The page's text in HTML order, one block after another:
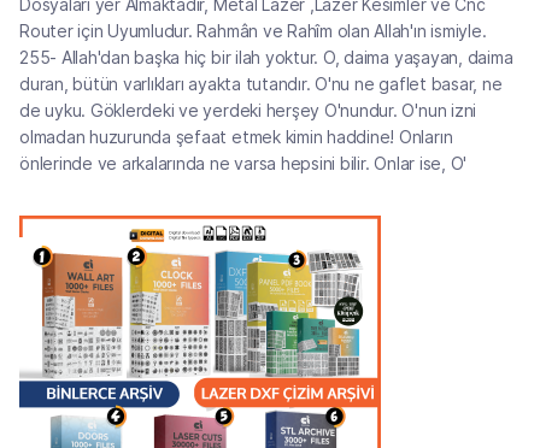
Router için Uyumludur. Rahmân ve Rahîm olan Allah'ın ismiyle.
255- Allah'dan başka hiç bir ilah yoktur. O, daima yaşayan, daima
duran, bütün varlıkları ayakta tutandır. O'nu ne gaflet basar, ne
de uyku. Göklerdeki ve yerdeki herşey O'nundur. O'nun izni
olmadan huzurunda şefaat etmek kimin haddine! Onların
önlerinde ve arkalarında ne varsa hepsini bilir. Onlar ise, O'